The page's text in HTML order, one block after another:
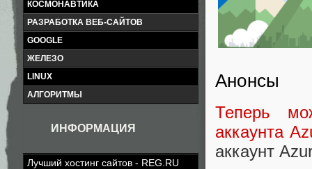
КОСМОНАВТИКА
РАЗРАБОТКА ВЕБ-САЙТОВ
GOOGLE
ЖЕЛЕЗО
LINUX
АЛГОРИТМЫ
ИНФОРМАЦИЯ
Лучший хостинг сайтов - REG.RU
Анонсы
Теперь
аккаунта
аккаунт